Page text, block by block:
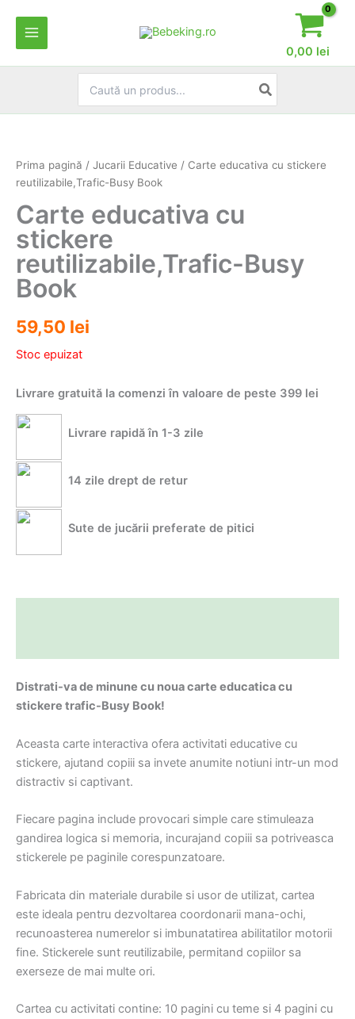
content
0,00 lei
for:
Prima pagină / Jucarii Educative / Carte educativa cu stickere
reutilizabile,Trafic-Busy Book
Carte educativa cu
stickere
reutilizabile,Trafic-Busy
Book
59,50 lei
Stoc epuizat
Livrare gratuită la comenzi în valoare de peste 399 lei
Livrare rapidă în 1-3 zile
14 zile drept de retur
Sute de jucării preferate de pitici
Distrati-va de minune cu noua carte educatica cu
stickere trafic-Busy Book!
Aceasta carte interactiva ofera activitati educative cu
stickere, ajutand copiii sa invete anumite notiuni intr-un mod
distractiv si captivant.
Fiecare pagina include provocari simple care stimuleaza
gandirea logica si memoria, incurajand copiii sa potriveasca
stickerele pe paginile corespunzatoare.
Fabricata din materiale durabile si usor de utilizat, cartea
este ideala pentru dezvoltarea coordonarii mana-ochi,
recunoasterea numerelor si imbunatatirea abilitatilor motorii
fine. Stickerele sunt reutilizabile, permitand copiilor sa
exerseze de mai multe ori.
Cartea cu activitati contine: 10 pagini cu teme si 4 pagini cu